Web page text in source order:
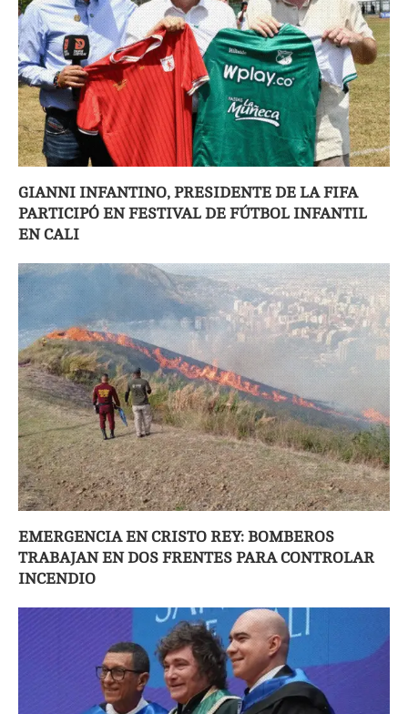
GIANNI INFANTINO, PRESIDENTE DE LA FIFA
PARTICIPÓ EN FESTIVAL DE FÚTBOL INFANTIL
EN CALI
EMERGENCIA EN CRISTO REY: BOMBEROS
TRABAJAN EN DOS FRENTES PARA CONTROLAR
INCENDIO